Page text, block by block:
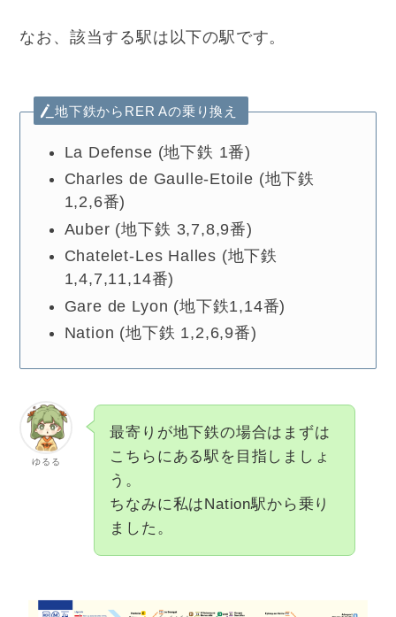
なお、該当する駅は以下の駅です。
地下鉄からRER Aの乗り換え
La Defense (地下鉄 1番)
Charles de Gaulle-Etoile (地下鉄
1,2,6番)
Auber (地下鉄 3,7,8,9番)
Chatelet-Les Halles (地下鉄
1,4,7,11,14番)
Gare de Lyon (地下鉄1,14番)
Nation (地下鉄 1,2,6,9番)
ゆるる
最寄りが地下鉄の場合はまずは
こちらにある駅を目指しましょ
う。
ちなみに私はNation駅から乗り
ました。